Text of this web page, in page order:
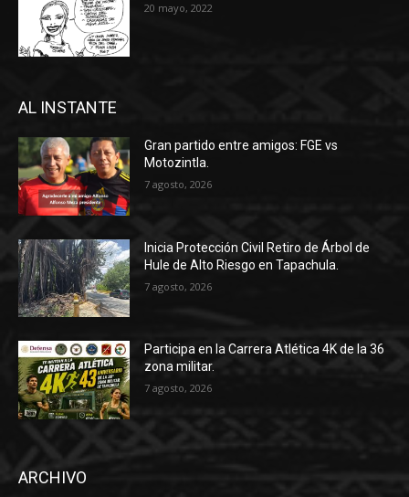
20 mayo, 2022
AL INSTANTE
Gran partido entre amigos: FGE vs
Motozintla.
7 agosto, 2026
Inicia Protección Civil Retiro de Árbol de
Hule de Alto Riesgo en Tapachula.
7 agosto, 2026
Participa en la Carrera Atlética 4K de la 36
zona militar.
7 agosto, 2026
ARCHIVO